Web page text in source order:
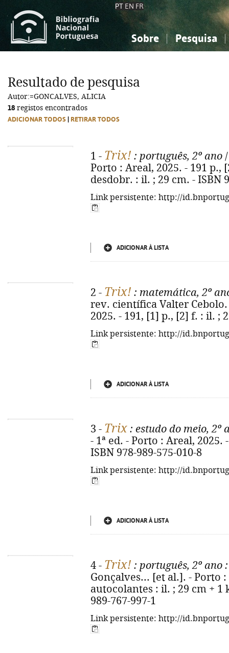
PT EN FR
Sobre Pesquisa
Ciências sociais...
Ciências sociais...
Resultado de pesquisa
Autor:=GONCALVES, ALICIA
18 registos encontrados
ADICIONAR TODOS RETIRAR TODOS
1 - Trix! : português, 2º ano
Porto : Areal, 2025. - 191 p.,
desdobr. : il. ; 29 cm. - ISBN
Link persistente: http://
ADICIONAR À LISTA
2 - Trix! : matemática, 2º
rev. científica Valter
2025. - 191, [1] p., [2] f. : il. ;
Link persistente: http://
ADICIONAR À LISTA
3 - Trix : estudo do meio, 2º
- 1ª ed. - Porto : Areal,
ISBN 978-989-575-010-8
Link persistente: http://
ADICIONAR À LISTA
4 - Trix! : português, 2º ano
Gonçalves... [et al.]. - Porto
autocolantes : il. ; 29 cm + 1
989-767-997-1
Link persistente: http://